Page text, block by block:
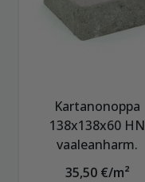
Kartanonoppa
138x138x60 HN
vaaleanharm.
35,50 €/m²